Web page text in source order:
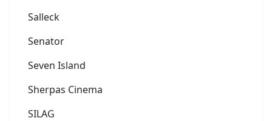
Salleck
Senator
Seven Island
Sherpas Cinema
SILAG